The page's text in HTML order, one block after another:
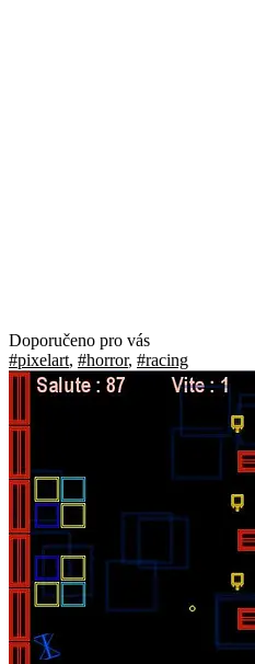
Doporučeno pro vás
#pixelart, #horror, #racing